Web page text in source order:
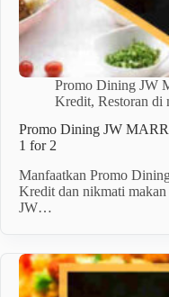
Promo Dining JW
Kredit, Restoran di
Promo Dining JW
1 for 2
Manfaatkan Promo
Kredit dan nikmati makan
JW…